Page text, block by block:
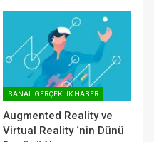
SANAL GERÇEKLIK HABER
Augmented Reality ve
Virtual Reality ‘nin Dünü